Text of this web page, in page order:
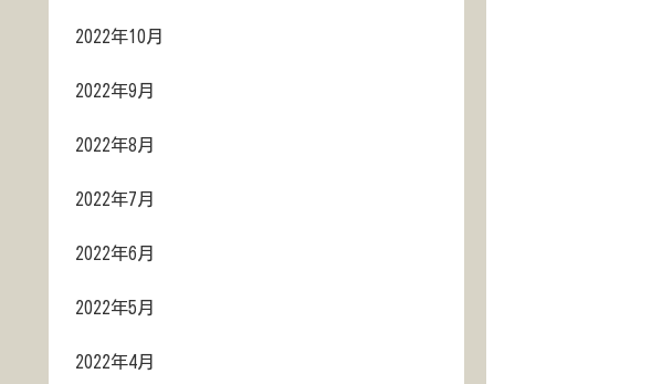
2022年10月
2022年9月
2022年8月
2022年7月
2022年6月
2022年5月
2022年4月